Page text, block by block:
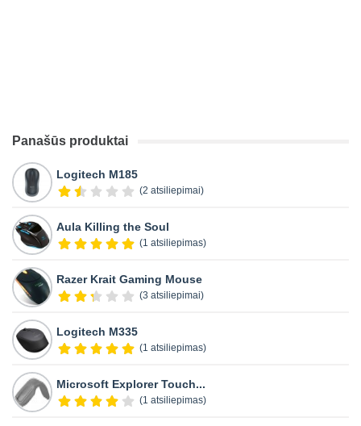
Panašūs produktai
Logitech M185
(2 atsiliepimai)
Aula Killing the Soul
(1 atsiliepimas)
Razer Krait Gaming Mouse
(3 atsiliepimai)
Logitech M335
(1 atsiliepimas)
Microsoft Explorer Touch...
(1 atsiliepimas)